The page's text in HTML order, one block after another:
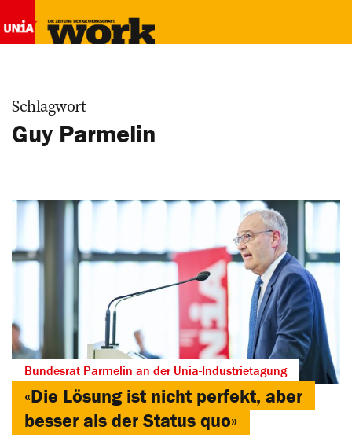
Schlagwort
Guy Parmelin
Bundesrat Parmelin an der Unia-Industrietagung
«Die Lösung ist nicht perfekt, aber
besser als der Status quo»